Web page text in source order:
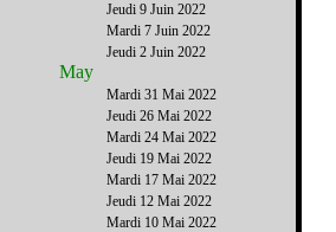
Jeudi 9 Juin 2022
Mardi 7 Juin 2022
Jeudi 2 Juin 2022
May
Mardi 31 Mai 2022
Jeudi 26 Mai 2022
Mardi 24 Mai 2022
Jeudi 19 Mai 2022
Mardi 17 Mai 2022
Jeudi 12 Mai 2022
Mardi 10 Mai 2022